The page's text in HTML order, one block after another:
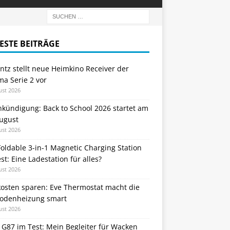
BEITRÄGE
stellt neue Heimkino Receiver der
Serie 2 vor
2026
Back to School 2026 startet am
2026
3-in-1 Magnetic Charging Station
Eine Ladestation für alles?
2026
sparen: Eve Thermostat macht die
smart
2026
im Test: Mein Begleiter für Wacken